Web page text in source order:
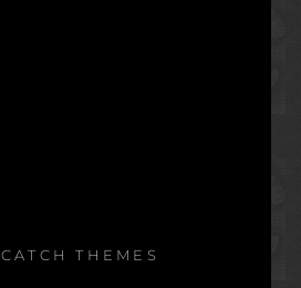
CATCH THEMES